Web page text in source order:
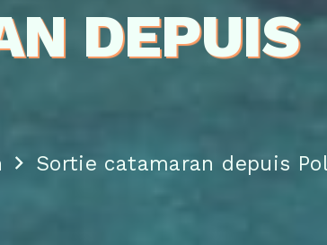
DEPUIS
Sortie catamaran depuis